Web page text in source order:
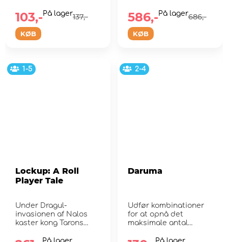
KØB
137,-
103,- På lager
KØB
686,-
586,- På lager
1-5
Lockup: A Roll
Player Tale
Under Dragul-
invasionen af Nalos
kaster kong Tarons
fangede håndlan...
2-4
Daruma
Udfør kombinationer
for at opnå det
maksimale antal